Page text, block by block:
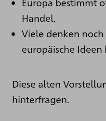
Handel.
Viele denken noch
europäische Ideen
Diese alten
hinterfragen.